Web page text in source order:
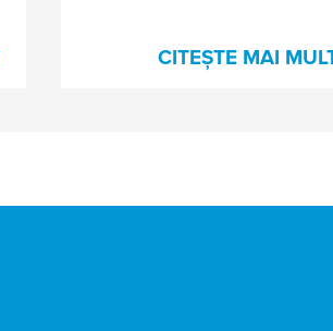
CITEȘTE MAI